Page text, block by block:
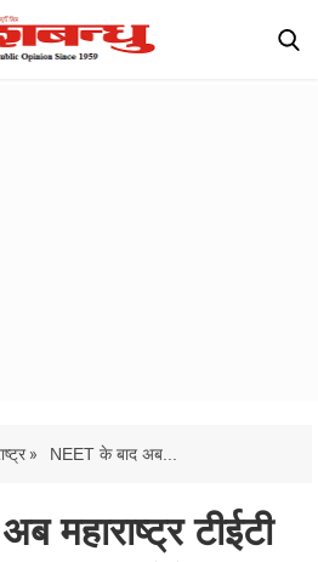
» NEET के बाद अब...
महाराष्ट्र टीईटी